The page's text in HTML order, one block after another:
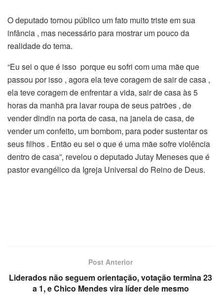
O deputado tornou público um fato muito triste em sua
infância , mas necessário para mostrar um pouco da
realidade do tema.
“Eu sei o que é isso porque eu sofri com uma mãe que
passou por isso , agora ela teve coragem de sair de casa ,
ela teve coragem de enfrentar a vida, sair de casa às 5
horas da manhã pra lavar roupa de seus patrões , de
vender dindin na porta de casa, na janela de casa, de
vender um confeito, um bombom, para poder sustentar os
seus filhos . Então eu sei o que é uma mãe sofre violência
dentro de casa”, revelou o deputado Jutay Meneses que é
pastor evangélico da Igreja Universal do Reino de Deus.
Post Anterior
Liderados não seguem orientação, votação termina 23
a 1, e Chico Mendes vira líder dele mesmo